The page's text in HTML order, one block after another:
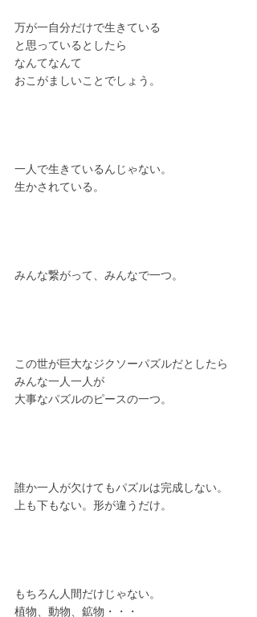
万が一自分だけで生きている
と思っているとしたら
なんてなんて
おこがましいことでしょう。
一人で生きているんじゃない。
生かされている。
みんな繋がって、みんなで一つ。
この世が巨大なジクソーパズルだとしたら
みんな一人一人が
大事なパズルのピースの一つ。
誰か一人が欠けてもパズルは完成しない。
上も下もない。形が違うだけ。
もちろん人間だけじゃない。
植物、動物、鉱物・・・